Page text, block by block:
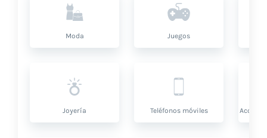
Moda Juegos
Joyería Teléfonos móviles